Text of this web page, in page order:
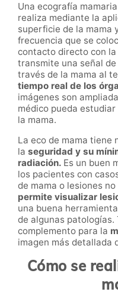
Una ecografía
realiza mediante la
superficie de la mama
frecuencia que se
contacto directo con
transmite una señal
través de la mama al
tiempo real de los
imágenes son
médico pueda
la mama.
La eco de mama tiene
la seguridad y su
radiación. Es un buen
los pacientes con
de mama o lesiones
permite visualizar
una buena
de algunas patologías.
complemento para la
imagen más detallada
Cómo se